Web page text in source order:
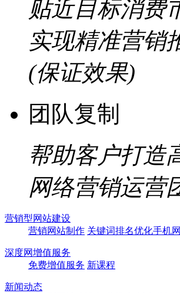
贴近目标消费
实现精准营销
(保证效果)
团队复制
帮助客户打造
网络营销运营
营销型网站建设
营销网站制作 关键词排名优化手机
深度网增值服务
免费增值服务 新课程
新闻动态